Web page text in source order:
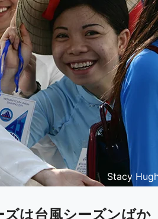
Stacy
は台風シーズンばか